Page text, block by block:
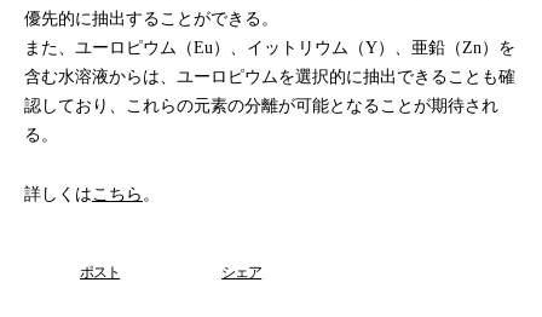
優先的に抽出することができる。
また、ユーロピウム（Eu）、イットリウム（Y）、亜鉛（Zn）を
含む水溶液からは、ユーロピウムを選択的に抽出できることも確
認しており、これらの元素の分離が可能となることが期待され
る。
詳しくはこちら 。
ポスト シェア